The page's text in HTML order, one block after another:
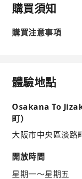
購買須知
購買注意事項
體驗地點
Osakana To
町）
大阪市中央區淡路
開放時間
星期一～星期五